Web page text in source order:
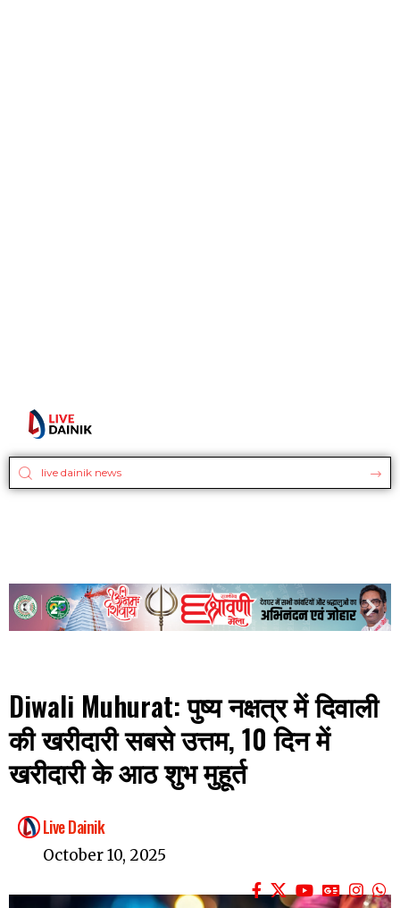
Diwali Muhurat: पुष्य नक्षत्र में दिवाली
की खरीदारी सबसे उत्तम, 10 दिन में
खरीदारी के आठ शुभ मुहूर्त
Live Dainik
October 10, 2025